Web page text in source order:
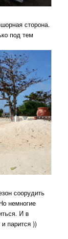
сторона.
под тем
соорудить
немногие
И в
парится ))